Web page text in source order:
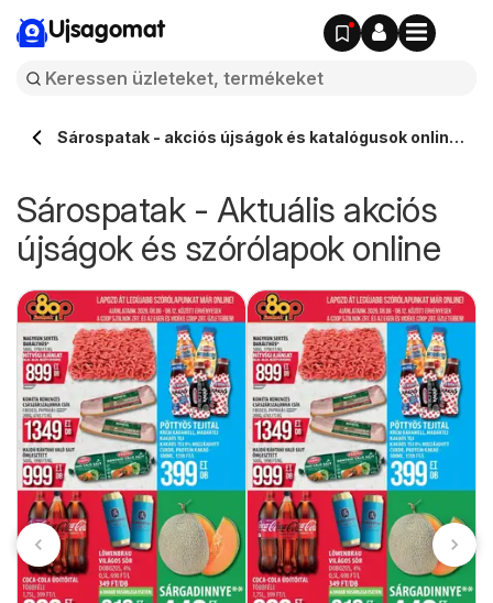
Ujsagomat
Sárospatak - akciós újságok és katalógusok online
Sárospatak - Aktuális akciós
újságok és szórólapok online